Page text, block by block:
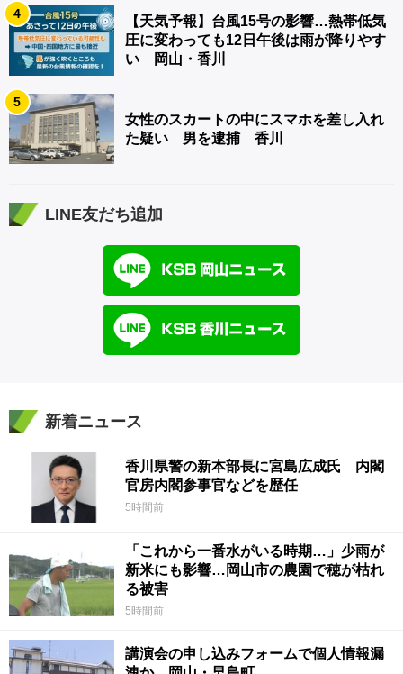
4
【天気予報】台風15号の影響…熱帯低気
圧に変わっても12日午後は雨が降りやす
い 岡山・香川
5
女性のスカートの中にスマホを差し入れ
た疑い 男を逮捕 香川
LINE友だち追加
新着ニュース
香川県警の新本部長に宮島広成氏 内閣
官房内閣参事官などを歴任
5時間前
「これから一番水がいる時期…」少雨が
新米にも影響…岡山市の農園で穂が枯れ
る被害
5時間前
講演会の申し込みフォームで個人情報漏